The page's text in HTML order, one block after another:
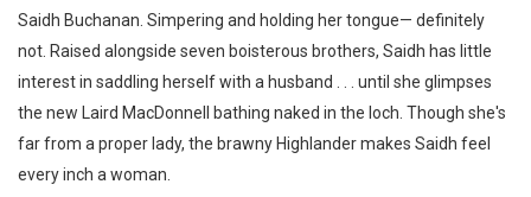
Saidh Buchanan. Simpering and holding her tongue— definitely
not. Raised alongside seven boisterous brothers, Saidh has little
interest in saddling herself with a husband . . . until she glimpses
the new Laird MacDonnell bathing naked in the loch. Though she's
far from a proper lady, the brawny Highlander makes Saidh feel
every inch a woman.